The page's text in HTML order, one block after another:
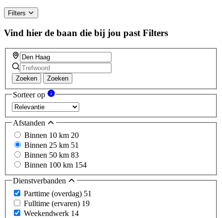
Filters
Vind hier de baan die bij jou past Filters
Zoeken Zoeken
Sorteer op
Afstanden
Binnen 10 km 20
Binnen 25 km 51
Binnen 50 km 83
Binnen 100 km 154
Dienstverbanden
Parttime (overdag) 51
Fulltime (ervaren) 19
Weekendwerk 14